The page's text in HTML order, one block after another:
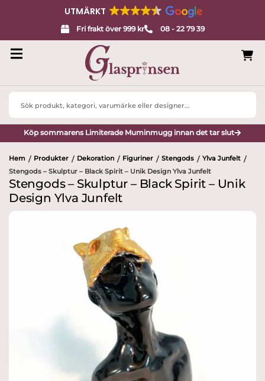
UTMÄRKT
Fri frakt över 999 kr 08 - 22 79 39
Search
Köp sommarens Limiterade Muminmugg innan det tar slut
Hem / Produkter / Dekoration / Figuriner / Stengods / Ylva Junfelt /
Stengods – Skulptur – Black Spirit – Unik Design Ylva Junfelt
Stengods – Skulptur – Black Spirit – Unik
Design Ylva Junfelt